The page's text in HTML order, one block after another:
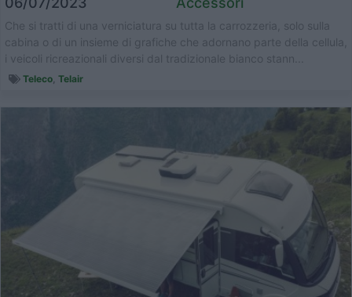
Che si tratti di una verniciatura su tutta la carrozzeria, solo sulla
cabina o di un insieme di grafiche che adornano parte della cellula,
i veicoli ricreazionali diversi dal tradizionale bianco stann...
Teleco, Telair